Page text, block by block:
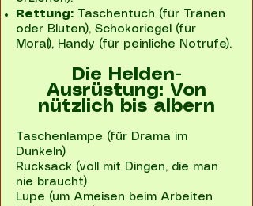
Rettung:
Taschentuch (für Tränen
oder Bluten), Schokoriegel (für
Moral), Handy (für peinliche Notrufe).
Die Helden-
Ausrüstung: Von
nützlich bis albern
Taschenlampe (für Drama im
Dunkeln)
Rucksack (voll mit Dingen, die man
nie braucht)
Lupe (um Ameisen beim Arbeiten